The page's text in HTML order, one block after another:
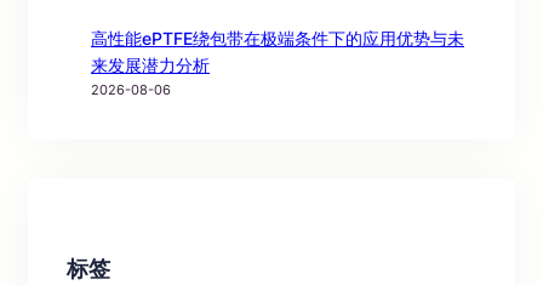
高性能ePTFE绕包带在极端条件下的应用优势与未
来发展潜力分析
2026-08-06
标签